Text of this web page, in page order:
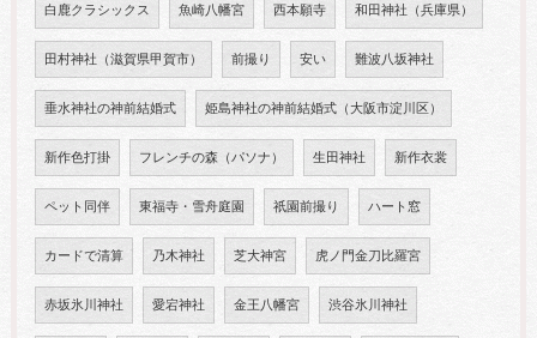
白鹿クラシックス 魚崎八幡宮 西本願寺 和田神社（兵庫県）
田村神社（滋賀県甲賀市） 前撮り 安い 難波八坂神社
垂水神社の神前結婚式 姫島神社の神前結婚式（大阪市淀川区）
新作色打掛 フレンチの森（パソナ） 生田神社 新作衣裳
ペット同伴 東福寺・雪舟庭園 祇園前撮り ハート窓
カードで清算 乃木神社 芝大神宮 虎ノ門金刀比羅宮
赤坂氷川神社 愛宕神社 金王八幡宮 渋谷氷川神社